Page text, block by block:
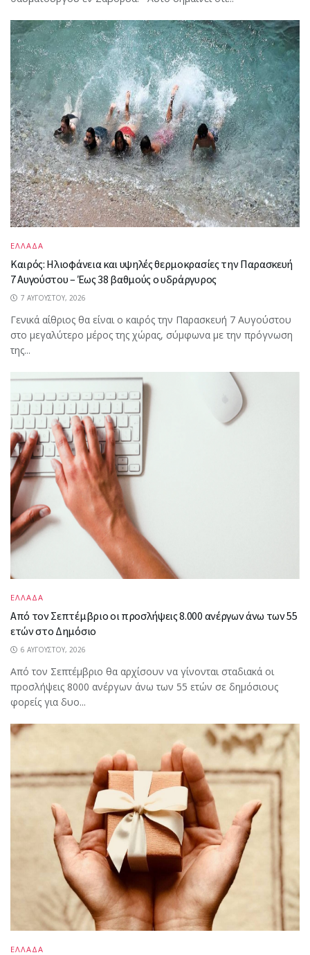
ΕΛΛΑΔΑ
Καιρός: Ηλιοφάνεια και υψηλές θερμοκρασίες την Παρασκευή
7 Αυγούστου – Έως 38 βαθμούς ο υδράργυρος
7 ΑΥΓΟΎΣΤΟΥ, 2026
Γενικά αίθριος θα είναι ο καιρός την Παρασκευή 7 Αυγούστου
στο μεγαλύτερο μέρος της χώρας, σύμφωνα με την πρόγνωση
της...
ΕΛΛΑΔΑ
Από τον Σεπτέμβριο οι προσλήψεις 8.000 ανέργων άνω των 55
ετών στο Δημόσιο
6 ΑΥΓΟΎΣΤΟΥ, 2026
Από τον Σεπτέμβριο θα αρχίσουν να γίνονται σταδιακά οι
προσλήψεις 8000 ανέργων άνω των 55 ετών σε δημόσιους
φορείς για δυο...
ΕΛΛΑΔΑ